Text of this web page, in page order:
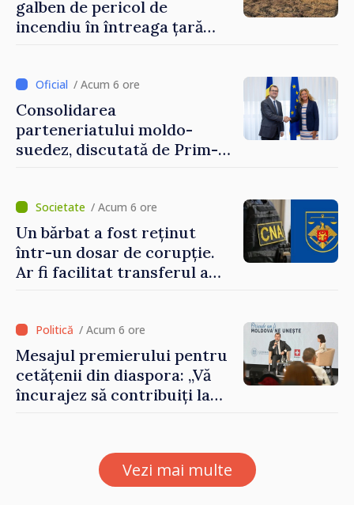
galben de pericol de
incendiu în întreaga țară
/ Acum 6 ore
Consolidarea
parteneriatului moldo-
suedez, discutată de Prim-
Petra Lärke/ Acum 6 ore
Un bărbat a fost reținut
într-un dosar de corupție.
Ar fi facilitat transferul a
/ Acum 6 ore
Mesajul premierului pentru
cetățenii din diaspora: „Vă
încurajez să contribuiți la
Vezi mai multe